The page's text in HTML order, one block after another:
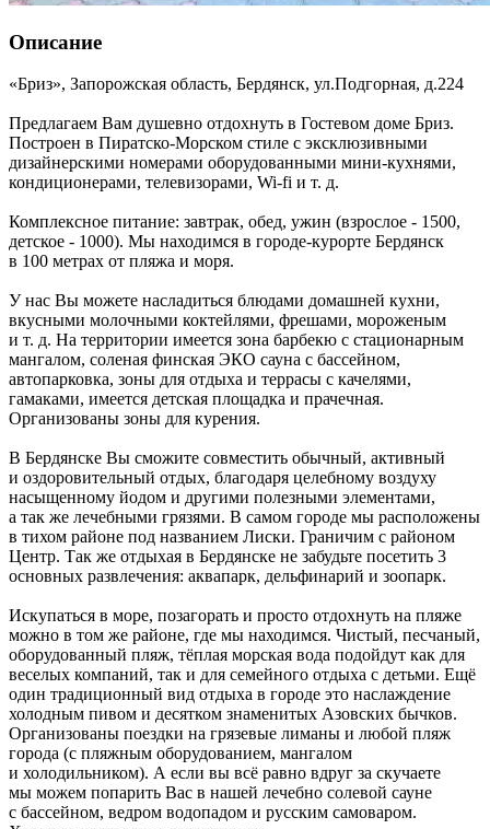
Описание
«Бриз», Запорожская область, Бердянск, ул.Подгорная, д.224
Предлагаем Вам душевно отдохнуть в Гостевом доме Бриз.
Построен в Пиратско-Морском стиле с эксклюзивными
дизайнерскими номерами оборудованными мини-кухнями,
кондиционерами, телевизорами, Wi-fi и т. д.
Комплексное питание: завтрак, обед, ужин (взрослое - 1500,
детское - 1000). Мы находимся в городе-курорте Бердянск
в 100 метрах от пляжа и моря.
У нас Вы можете насладиться блюдами домашней кухни,
вкусными молочными коктейлями, фрешами, мороженым
и т. д. На территории имеется зона барбекю с стационарным
мангалом, соленая финская ЭКО сауна с бассейном,
автопарковка, зоны для отдыха и террасы с качелями,
гамаками, имеется детская площадка и прачечная.
Организованы зоны для курения.
В Бердянске Вы сможите совместить обычный, активный
и оздоровительный отдых, благодаря целебному воздуху
насыщенному йодом и другими полезными элементами,
а так же лечебными грязями. В самом городе мы расположены
в тихом районе под названием Лиски. Граничим с районом
Центр. Так же отдыхая в Бердянске не забудьте посетить 3
основных развлечения: аквапарк, дельфинарий и зоопарк.
Искупаться в море, позагорать и просто отдохнуть на пляже
можно в том же районе, где мы находимся. Чистый, песчаный,
оборудованный пляж, тёплая морская вода подойдут как для
веселых компаний, так и для семейного отдыха с детьми. Ещё
один традиционный вид отдыха в городе это наслаждение
холодным пивом и десятком знаменитых Азовских бычков.
Организованы поездки на грязевые лиманы и любой пляж
города (с пляжным оборудованием, мангалом
и холодильником). А если вы всё равно вдруг за скучаете
мы можем попарить Вас в нашей лечебно солевой сауне
с бассейном, ведром водопадом и русским самоваром.